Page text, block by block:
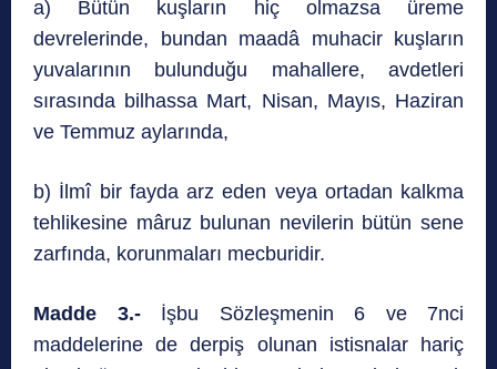
a) Bütün kuşların hiç olmazsa üreme
devrelerinde, bundan maadâ muhacir kuşların
yuvalarının bulunduğu mahallere, avdetleri
sırasında bilhassa Mart, Nisan, Mayıs, Haziran
ve Temmuz aylarında,
b) İlmî bir fayda arz eden veya ortadan kalkma
tehlikesine mâruz bulunan nevilerin bütün sene
zarfında, korunmaları mecburidir.
Madde 3.- İşbu Sözleşmenin 6 ve 7nci
maddelerine de derpiş olunan istisnalar hariç